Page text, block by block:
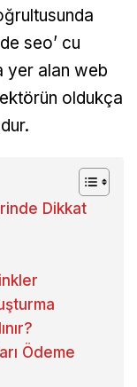
seo’ cu
yer alan web
oldukça
Dikkat
Ödeme